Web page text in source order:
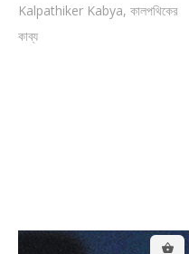
Kalpathiker Kabya, কালপথিকের
কাব্য